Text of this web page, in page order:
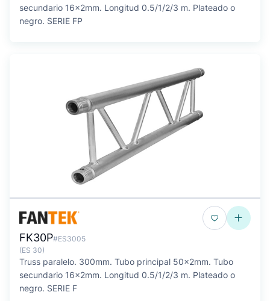
secundario 16x2mm. Longitud 0.5/1/2/3 m. Plateado o
negro. SERIE FP
FK30P#ES3005
(ES 30)
Truss paralelo. 300mm. Tubo principal 50x2mm. Tubo
secundario 16x2mm. Longitud 0.5/1/2/3 m. Plateado o
negro. SERIE F